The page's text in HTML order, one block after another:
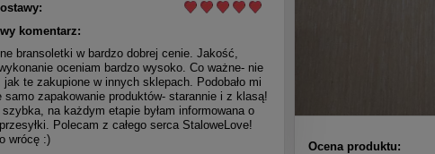
Ocena produktu:
komentarz:
bransoletki w bardzo dobrej cenie. Jakość,
oceniam bardzo wysoko. Co ważne- nie
jak te zakupione w innych sklepach. Podobało mi
samo zapakowanie produktów- starannie i z klasą!
szybka, na każdym etapie byłam informowana o
Polecam z całego serca StaloweLove!
wrócę :)